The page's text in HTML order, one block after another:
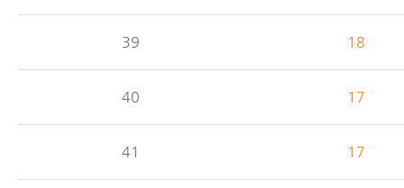
39 18
40 17
41 17